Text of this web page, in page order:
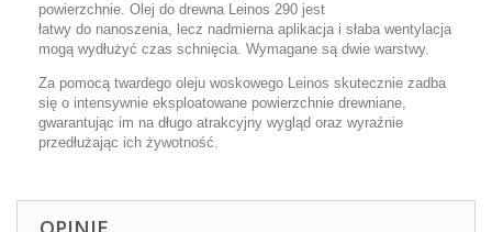
powierzchnie. Olej do drewna Leinos 290 jest
łatwy do nanoszenia, lecz nadmierna aplikacja i słaba wentylacja
mogą wydłużyć czas schnięcia. Wymagane są dwie warstwy.
Za pomocą twardego oleju woskowego Leinos skutecznie zadba
się o intensywnie eksploatowane powierzchnie drewniane,
gwarantując im na długo atrakcyjny wygląd oraz wyraźnie
przedłużając ich żywotność.